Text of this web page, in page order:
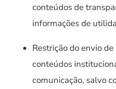
conteúdos de
informações de
Restrição do envio
conteúdos
comunicação, salvo